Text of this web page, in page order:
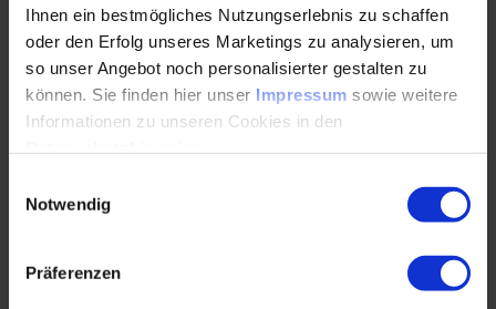
Ihnen ein bestmögliches Nutzungserlebnis zu schaffen
oder den Erfolg unseres Marketings zu analysieren, um
so unser Angebot noch personalisierter gestalten zu
können. Sie finden hier unser Impressum sowie weitere
Informationen zu unseren Cookies in den
Notwendig
Präferenzen
Solarthermie
Solarthermie-Hybridheizung
Biomethan/Wasserstoff
Feste Biomasse
KWK – Brennstoffzellenheizung
Hydraulischer Abgleich, Ventile, Pumpen